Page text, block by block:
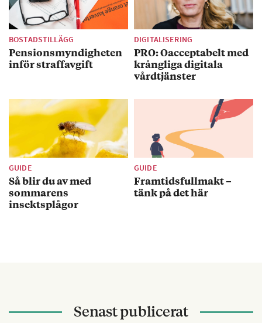
BOSTADSTILLÄGG
Pensionsmyndigheten
inför straffavgift
DIGITALISERING
PRO: Oacceptabelt med
krångliga digitala
vårdtjänster
GUIDE
Så blir du av med
sommarens
insektsplågor
GUIDE
Framtidsfullmakt –
tänk på det här
Senast publicerat